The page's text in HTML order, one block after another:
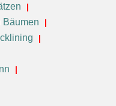
Bäumen